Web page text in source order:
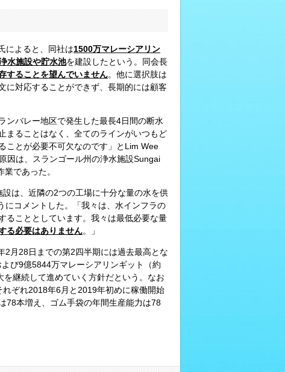
によると、同社は1500万マレーシアリン
水施設や貯水池を建設したという。同会長
することを望んでいません。他に選択肢は
に対応することができず、長期的には顧客
ンバレー地区で発生した最長4日間の断水
まることはなく、全てのラインがいつもど
ことが必要不可欠なのです」とLim Wee
因は、スランゴール州の浄水施設Sungai
であった。
は、近隣の2つの工場に十分な量の水を供
コメントした。「我々は、水インフラの
ることとしています。我々は最低必要な量
る必要はありません。」
月28日までの第2四半期には過去最高とな
び9億5844万マレーシアリンギット（約
継続して進めていく方針だという。なお
ぞれ2018年6月と2019年初めに稼働開始
78本増え、ゴム手袋の年間生産能力は78